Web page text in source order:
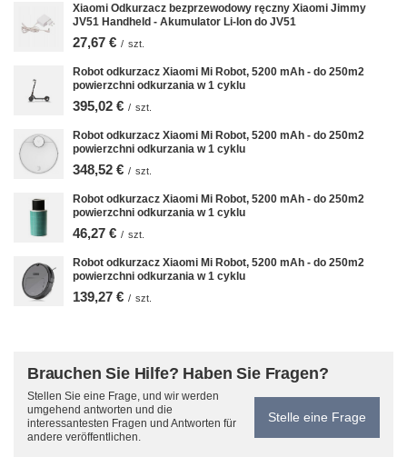
Xiaomi Odkurzacz bezprzewodowy ręczny Xiaomi Jimmy
JV51 Handheld - Akumulator Li-Ion do JV51
27,67 € / szt.
Robot odkurzacz Xiaomi Mi Robot, 5200 mAh - do 250m2
powierzchni odkurzania w 1 cyklu
395,02 € / szt.
Robot odkurzacz Xiaomi Mi Robot, 5200 mAh - do 250m2
powierzchni odkurzania w 1 cyklu
348,52 € / szt.
Robot odkurzacz Xiaomi Mi Robot, 5200 mAh - do 250m2
powierzchni odkurzania w 1 cyklu
46,27 € / szt.
Robot odkurzacz Xiaomi Mi Robot, 5200 mAh - do 250m2
powierzchni odkurzania w 1 cyklu
139,27 € / szt.
Brauchen Sie Hilfe? Haben Sie Fragen?
Stellen Sie eine Frage, und wir werden
umgehend antworten und die
interessantesten Fragen und Antworten für
andere veröffentlichen.
Stelle eine Frage